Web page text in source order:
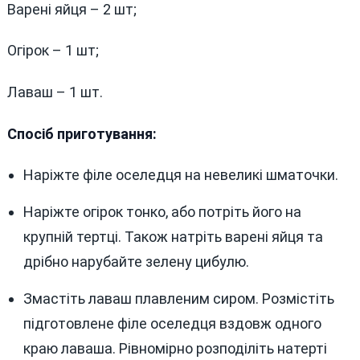
Варені яйця – 2 шт;
Огірок – 1 шт;
Лаваш – 1 шт.
Спосіб приготування:
Наріжте філе оселедця на невеликі шматочки.
Наріжте огірок тонко, або потріть його на
крупній тертці. Також натріть варені яйця та
дрібно нарубайте зелену цибулю.
Змастіть лаваш плавленим сиром. Розмістіть
підготовлене філе оселедця вздовж одного
краю лаваша. Рівномірно розподіліть натерті